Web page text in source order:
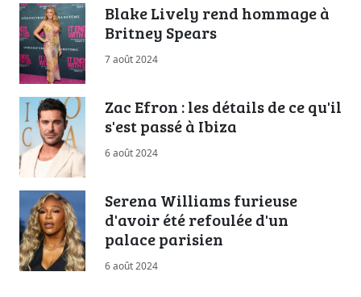
Blake Lively rend hommage à
Britney Spears
7 août 2024
Zac Efron : les détails de ce qu'il
s'est passé à Ibiza
6 août 2024
Serena Williams furieuse
d'avoir été refoulée d'un
palace parisien
6 août 2024